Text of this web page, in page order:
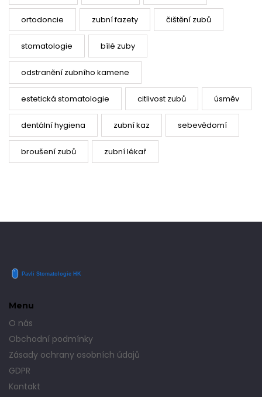
ortodoncie zubní fazety čištění zubů
stomatologie bílé zuby
odstranění zubního kamene
estetická stomatologie citlivost zubů úsměv
dentální hygiena zubní kaz sebevědomí
broušení zubů zubní lékař
Menu
O nás
Obchodní podmínky
Zásady ochrany osobních údajů
GDPR
Kontakt